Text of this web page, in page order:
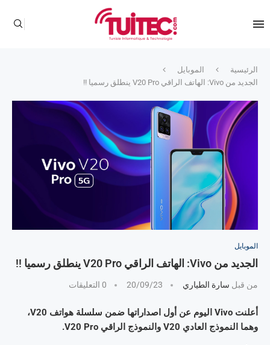
الرئيسية
الموبايل
الجديد من Vivo: الهاتف الراقي V20 Pro ينطلق رسميا !!
الموبايل
الجديد من Vivo: الهاتف الراقي V20 Pro ينطلق رسميا !!
من قبل سارة الطياري 20/09/23 0 التعليقات
أعلنت Vivo اليوم عن أول اصداراتها ضمن سلسلة هواتف V20،
وهما النموذج العادي V20 والنموذج الراقي V20 Pro.